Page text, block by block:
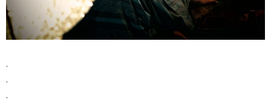
.
.
.